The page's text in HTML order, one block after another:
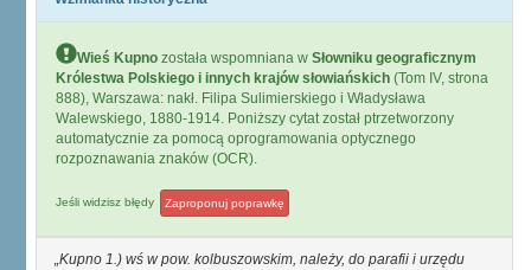
Wieś Kupno została wspomniana w Słowniku geograficznym
Królestwa Polskiego i innych krajów słowiańskich (Tom IV, strona
888), Warszawa: nakł. Filipa Sulimierskiego i Władysława
Walewskiego, 1880-1914. Poniższy cytat został ptrzetworzony
automatycznie za pomocą oprogramowania optycznego
rozpoznawania znaków (OCR).
Jeśli widzisz błędy Zaproponuj poprawkę
Kupno 1.) wś w pow. kolbuszowskim, należy, do parafii i urzędu